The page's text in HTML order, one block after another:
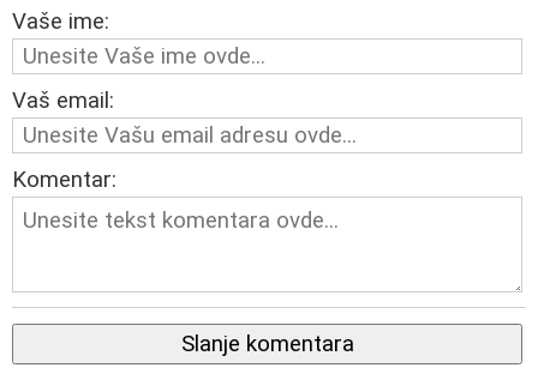
Vaše ime:
Vaš email:
Komentar:
Slanje komentara